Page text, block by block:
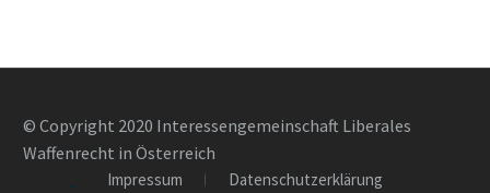
© Copyright 2020 Interessengemeinschaft Liberales
Waffenrecht in Österreich
Impressum
Datenschutzerklärung